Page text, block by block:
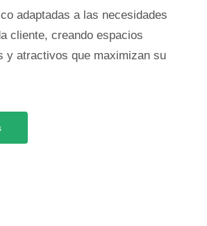
adaptadas a las necesidades
cliente, creando espacios
y atractivos que maximizan su